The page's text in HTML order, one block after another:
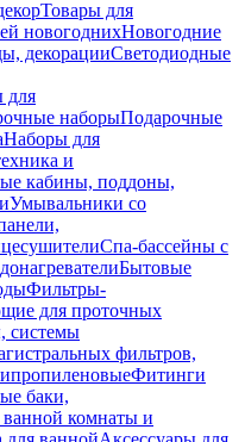
Товары для
новогоднихНовогодние
декорацииСветодиодные
для
наборыПодарочные
Наборы для
и
кабины, поддоны,
Умывальники со
Спа-бассейны с
Бытовые
Фильтры-
для проточных
системы
фильтров,
Фитинги
баки,
ванной комнаты и